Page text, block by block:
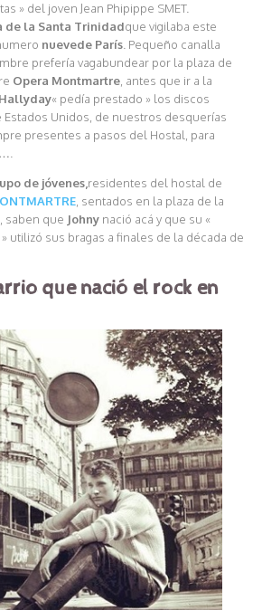
» del joven Jean Phipippe SMET.
de la Santa Trinidadque vigilaba este
nuevede París. Pequeño canalla
prefería vagabundear por la plaza de
Opera Montmartre, antes que ir a la
Hallyday« pedía prestado » los discos
Unidos, de nuestros desquerías
presentes a pasos del Hostal, para
de jóvenes,residentes del hostal de
, sentados en la plaza de la
, saben que Johny nació acá y que su «
» utilizó sus bragas a finales de la década de
que nació el rock en